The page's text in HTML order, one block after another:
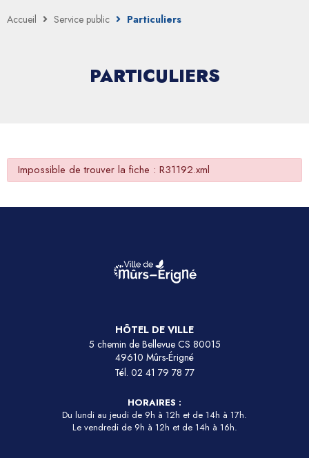
Accueil Service public Particuliers
PARTICULIERS
Impossible de trouver la fiche : R31192.xml
HÔTEL DE VILLE
5 chemin de Bellevue CS 80015
49610 Mûrs-Érigné
Tél. 02 41 79 78 77
HORAIRES :
Du lundi au jeudi de 9h à 12h et de 14h à 17h.
Le vendredi de 9h à 12h et de 14h à 16h.